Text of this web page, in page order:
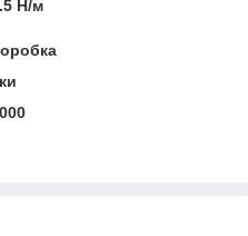
Н/м